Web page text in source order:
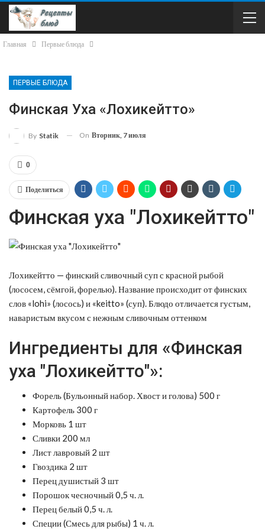
Главная Первые блюда
ПЕРВЫЕ БЛЮДА
Финская Уха «Лохикейтто»
By Statik On Вторник, 7 июля
0
Поделиться
Финская уха "Лохикейтто"
Лохикейтто — финский сливочный суп с красной рыбой
(лососем, сёмгой, форелью). Название происходит от финских
слов «lohi» (лосось) и «keitto» (суп). Блюдо отличается густым,
наваристым вкусом с нежным сливочным оттенком
Ингредиенты для «Финская
уха "Лохикейтто"»:
Форель (Бульонный набор. Хвост и голова) 500 г
Картофель 300 г
Морковь 1 шт
Сливки 200 мл
Лист лавровый 2 шт
Гвоздика 2 шт
Перец душистый 3 шт
Порошок чесночный 0,5 ч. л.
Перец белый 0,5 ч. л.
Специи (Смесь для рыбы) 1 ч. л.